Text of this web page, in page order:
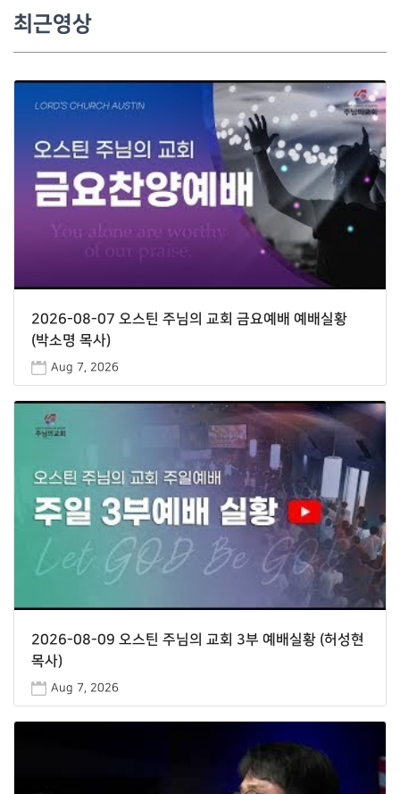
최근영상
2026-08-07 오스틴 주님의 교회 금요예배 예배실황
(박소명 목사)
Aug 7, 2026
2026-08-09 오스틴 주님의 교회 3부 예배실황 (허성현
목사)
Aug 7, 2026